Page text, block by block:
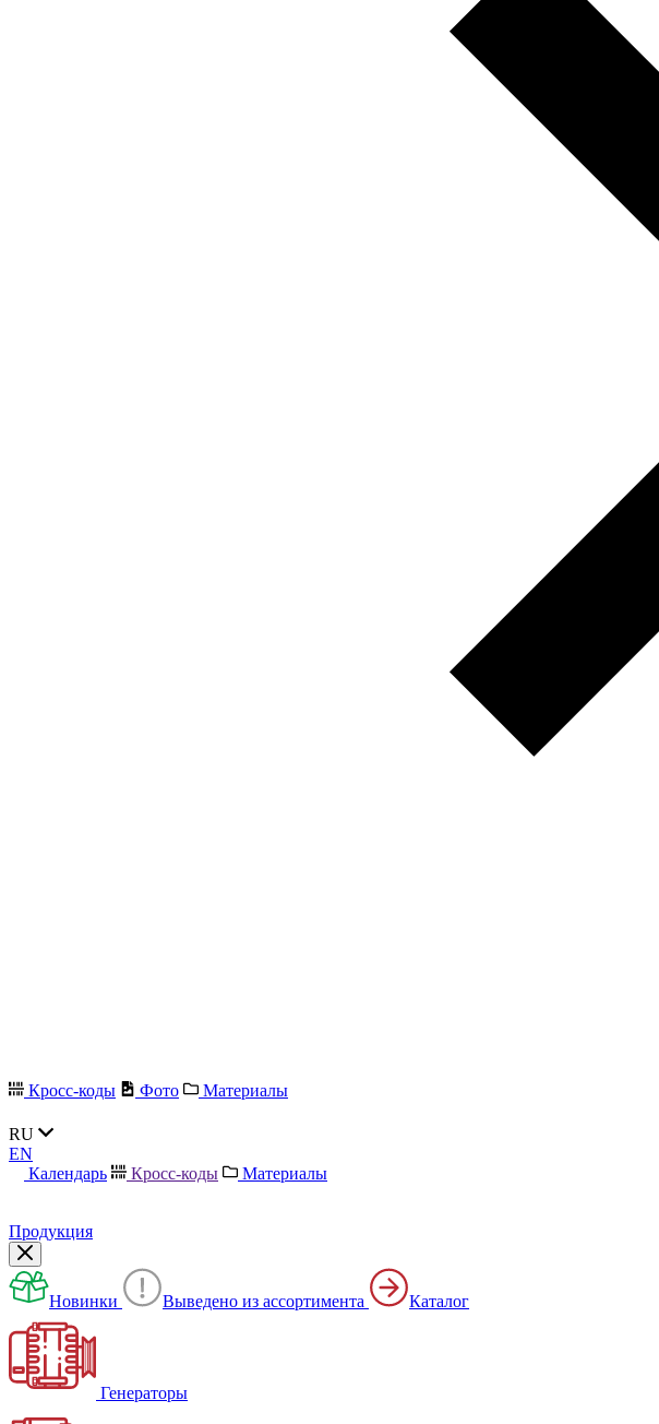
Кросс-коды Фото Материалы
RU
EN
Календарь
Кросс-коды Материалы
Продукция
Новинки Выведено из ассортимента Каталог
Генераторы